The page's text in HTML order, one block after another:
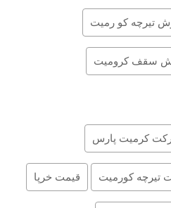
تیرچه کو رمیت
سقف کرومیت
کرمیت پارس
تیرچه کورمیت قیمت خرپا